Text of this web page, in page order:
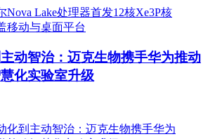
动智治：迈克生物携手华为推动
化实验室升级